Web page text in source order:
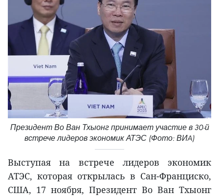
Президент Во Ван Тхыонг принимает участие в 30-й
встрече лидеров экономик АТЭС (Фото: ВИA)
Выступая на встрече лидеров экономик
АТЭС, которая открылась в Сан-Франциско,
США, 17 ноября, Президент Во Ван Тхыонг